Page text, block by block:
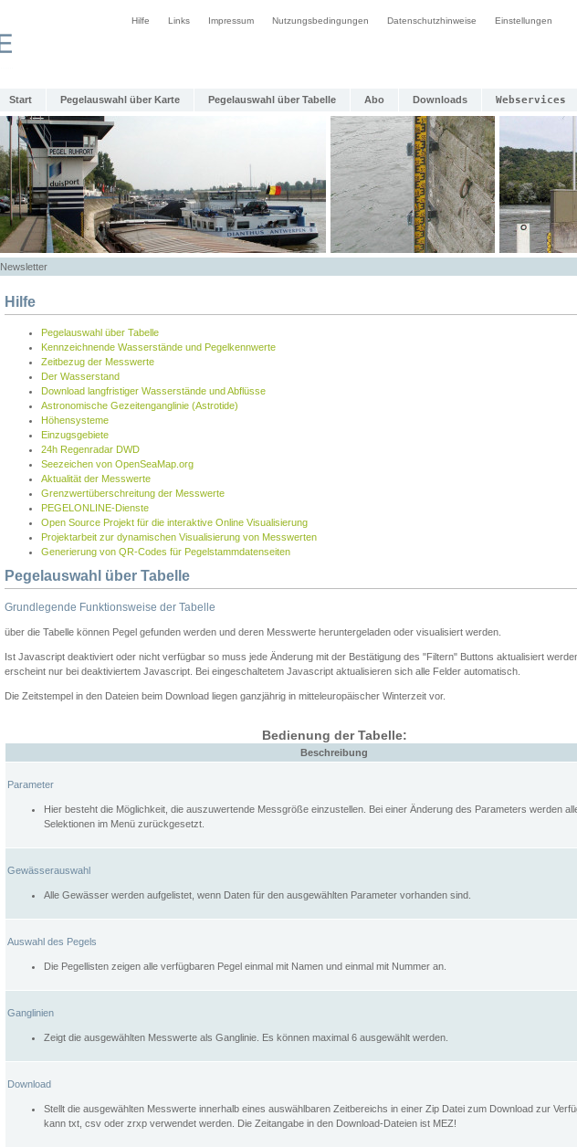
Hilfe Links Impressum Nutzungsbedingungen Datenschutzhinweise Einstellungen
Start Pegelauswahl über Karte Pegelauswahl über Tabelle Abo Downloads Webservices
Newsletter
Hilfe
Pegelauswahl über Tabelle
Kennzeichnende Wasserstände und Pegelkennwerte
Zeitbezug der Messwerte
Der Wasserstand
Download langfristiger Wasserstände und Abflüsse
Astronomische Gezeitenganglinie (Astrotide)
Höhensysteme
Einzugsgebiete
24h Regenradar DWD
Seezeichen von OpenSeaMap.org
Aktualität der Messwerte
Grenzwertüberschreitung der Messwerte
PEGELONLINE-Dienste
Open Source Projekt für die interaktive Online Visualisierung
Projektarbeit zur dynamischen Visualisierung von Messwerten
Generierung von QR-Codes für Pegelstammdatenseiten
Pegelauswahl über Tabelle
Grundlegende Funktionsweise der Tabelle
über die Tabelle können Pegel gefunden werden und deren Messwerte heruntergeladen oder visualisiert werden.
Ist Javascript deaktiviert oder nicht verfügbar so muss jede Änderung mit der Bestätigung des "Filtern" Buttons aktualisiert
erscheint nur bei deaktiviertem Javascript. Bei eingeschaltetem Javascript aktualisieren sich alle Felder automatisch.
Die Zeitstempel in den Dateien beim Download liegen ganzjährig in mitteleuropäischer Winterzeit vor.
Bedienung der Tabelle:
Beschreibung
Parameter
Hier besteht die Möglichkeit, die auszuwertende Messgröße einzustellen. Bei einer Änderung des Parameters werden
Selektionen im Menü zurückgesetzt.
Gewässerauswahl
Alle Gewässer werden aufgelistet, wenn Daten für den ausgewählten Parameter vorhanden sind.
Auswahl des Pegels
Die Pegellisten zeigen alle verfügbaren Pegel einmal mit Namen und einmal mit Nummer an.
Ganglinien
Zeigt die ausgewählten Messwerte als Ganglinie. Es können maximal 6 ausgewählt werden.
Download
Stellt die ausgewählten Messwerte innerhalb eines auswählbaren Zeitbereichs in einer Zip Datei zum Download zur
kann txt, csv oder zrxp verwendet werden. Die Zeitangabe in den Download-Dateien ist MEZ!